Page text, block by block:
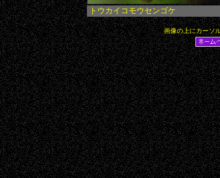
トウカイコモウセンゴケ
画像の上にカーソ